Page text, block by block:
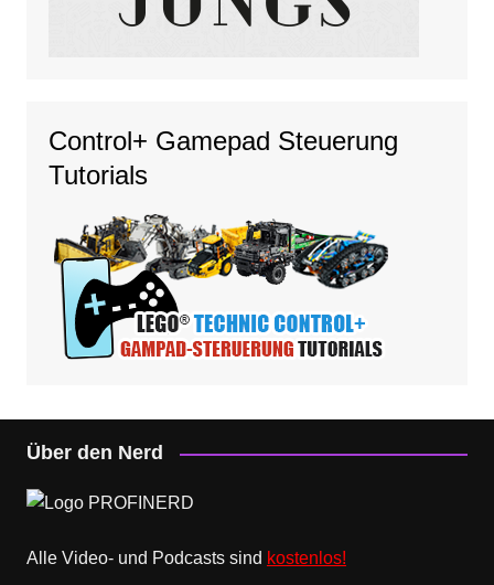
Control+ Gamepad Steuerung
Tutorials
Über den Nerd
Alle Video- und Podcasts sind kostenlos!